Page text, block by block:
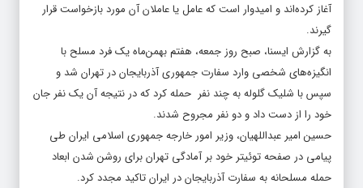
آغاز کرده‌اند و امیدوار است که عامل یا عاملان آن مورد بازخواست قرار
گیرند.
به گزارش ایسنا، صبح روز جمعه، هفتم بهمن‌ماه یک فرد مسلح با
انگیزه‌های شخصی وارد سفارت جمهوری آذربایجان در تهران شد و
سپس با شلیک گلوله به چند نفر حمله کرد که در نتیجه آن یک نفر جان
خود را از دست داد و دو نفر مجروح شدند.
حسین امیر عبداللهیان، وزیر امور خارجه جمهوری اسلامی ایران طی
پیامی در صفحه توئیتر خود بر آمادگی تهران برای روشن شدن ابعاد
حمله مسلحانه به سفارت آذربایجان در ایران تاکید مجدد کرد.‌